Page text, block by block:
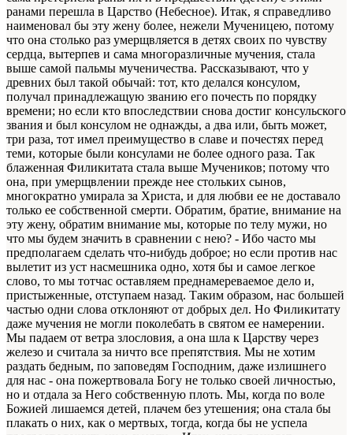
ранами перешла в Царство (Небесное). Итак, я справедливо
наименовал бы эту жену более, нежели Мученицею, потому
что она столько раз умерщвляется в детях своих по чувству
сердца, вытерпев и сама многоразличные мучения, стала
выше самой пальмы мученичества. Рассказывают, что у
древних был такой обычай: тот, кто делался консулом,
получал принадлежащую званию его почесть по порядку
времени; но если кто впоследствии снова достиг консульского
звания и был консулом не однажды, а два или, быть может,
три раза, тот имел преимущество в славе и почестях перед
теми, которые были консулами не более одного раза. Так
блаженная Филикитата стала выше Мучеников; потому что
она, при умерщвлении прежде нее стольких сынов,
многократно умирала за Христа, и для любви ее не доставало
только ее собственной смерти. Обратим, братие, внимание на
эту жену, обратим внимание мы, которые по телу мужи, но
что мы будем значить в сравнении с нею? - Ибо часто мы
предполагаем сделать что-нибудь доброе; но если против нас
вылетит из уст насмешника одно, хотя бы и самое легкое
слово, то мы тотчас оставляем преднамереваемое дело и,
пристыженные, отступаем назад. Таким образом, нас большей
частью одни слова отклоняют от добрых дел. Но Филикитату
даже мучения не могли поколебать в святом ее намерении.
Мы падаем от ветра злословия, а она шла к Царству через
железо и считала за ничто все препятствия. Мы не хотим
раздать бедным, по заповедям Господним, даже излишнего
для нас - она пожертвовала Богу не только своей личностью,
но и отдала за Него собственную плоть. Мы, когда по воле
Божией лишаемся детей, плачем без утешения; она стала бы
плакать о них, как о мертвых, тогда, когда бы не успела